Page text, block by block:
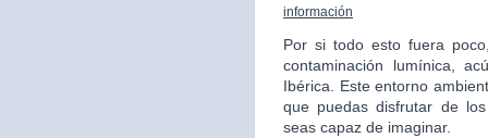
información
Por si todo esto fuera
contaminación lumínica,
Ibérica. Este entorno
que puedas disfrutar de
seas capaz de imaginar.